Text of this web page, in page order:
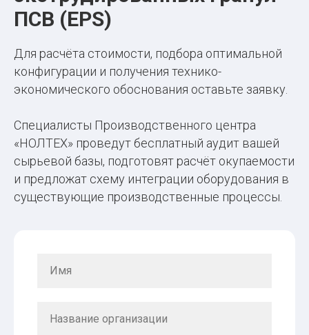
ПСВ (EPS)
Для расчёта стоимости, подбора оптимальной
конфигурации и получения технико-
экономического обоснования оставьте заявку.
Специалисты Производственного центра
«НОЛТЕХ» проведут бесплатный аудит вашей
сырьевой базы, подготовят расчёт окупаемости
и предложат схему интеграции оборудования в
существующие производственные процессы.